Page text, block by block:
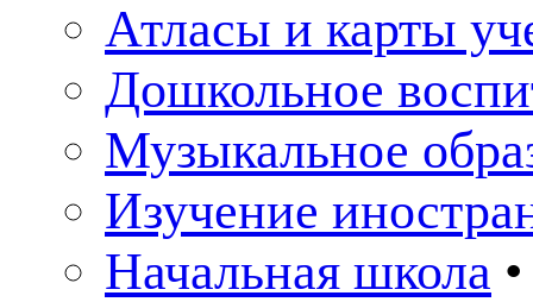
Атласы и карты
Дошкольное
Музыкальное
Изучение
Начальная школа •